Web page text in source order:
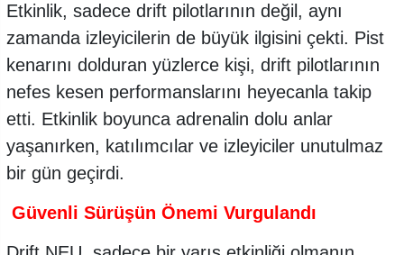
Etkinlik, sadece drift pilotlarının değil, aynı
zamanda izleyicilerin de büyük ilgisini çekti. Pist
kenarını dolduran yüzlerce kişi, drift pilotlarının
nefes kesen performanslarını heyecanla takip
etti. Etkinlik boyunca adrenalin dolu anlar
yaşanırken, katılımcılar ve izleyiciler unutulmaz
bir gün geçirdi.
Güvenli Sürüşün Önemi Vurgulandı